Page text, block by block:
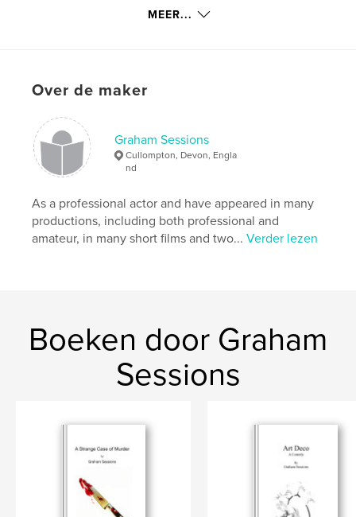
20×25 cm
Datum publiceren:jan 24, 2025
TaalEnglish
Trefwoorden
Art , Influences
MEER...
Over de maker
Graham Sessions
Cullompton, Devon, Engla
nd
As a professional actor and have appeared in many
productions, including both professional and
amateur, in many short films and two...Verder lezen
Boeken door Graham
Sessions